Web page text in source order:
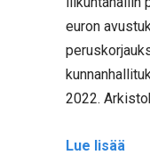
euron
2022.
Lue lisää